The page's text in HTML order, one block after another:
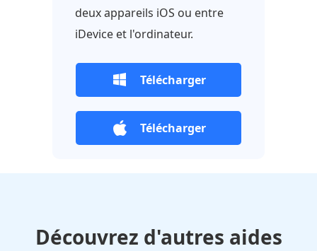
deux appareils iOS ou entre
iDevice et l'ordinateur.
Télécharger
Télécharger
Découvrez d'autres aides